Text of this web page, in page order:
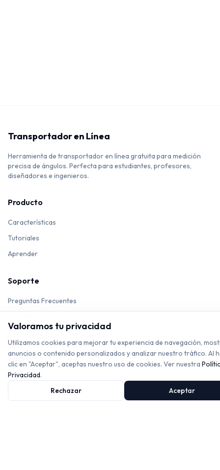
Transportador en Línea
Herramienta de transportador en línea gratuita para medición
precisa de ángulos. Perfecta para estudiantes, profesores,
diseñadores e ingenieros.
Producto
Características
Tutoriales
Aprender
Soporte
Preguntas Frecuentes
Acerca de
Legal
Privacidad
Valoramos tu privacidad
Utilizamos cookies para mejorar tu experiencia de navegación,
anuncios o contenido personalizados y analizar nuestro tráfico. Al
clic en "Aceptar", aceptas nuestro uso de cookies. Ver nuestra
Privacidad.
Rechazar
Aceptar